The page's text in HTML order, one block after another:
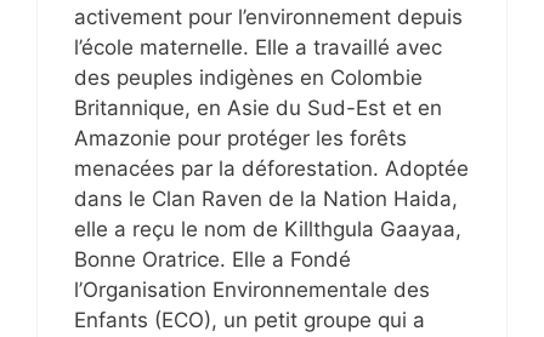
activement pour l’environnement depuis
l’école maternelle. Elle a travaillé avec
des peuples indigènes en Colombie
Britannique, en Asie du Sud-Est et en
Amazonie pour protéger les forêts
menacées par la déforestation. Adoptée
dans le Clan Raven de la Nation Haida,
elle a reçu le nom de Killthgula Gaayaa,
Bonne Oratrice. Elle a Fondé
l’Organisation Environnementale des
Enfants (ECO), un petit groupe qui a